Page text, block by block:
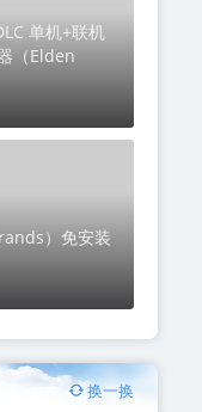
单机+联机
（Elden
）免安装
换一换